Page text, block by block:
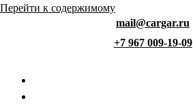
Перейти к содержимому
mail@cargar.ru
+7 967 009-19-09